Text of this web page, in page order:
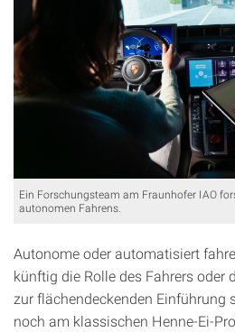
Ein Forschungsteam am Fraunhofer IAO
autonomen Fahrens.
Autonome oder automatisiert
künftig die Rolle des Fahrers oder
zur flächendeckenden Einführung
noch am klassischen Henne-Ei-